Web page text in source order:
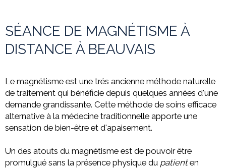
SÉANCE DE MAGNÉTISME À
DISTANCE À BEAUVAIS
Le magnétisme est une trés ancienne méthode naturelle
de traitement qui bénéficie depuis quelques années d'une
demande grandissante. Cette méthode de soins efficace
alternative à la médecine traditionnelle apporte une
sensation de bien-être et d'apaisement.
Un des atouts du magnétisme est de pouvoir être
promulgué sans la présence physique du patienten